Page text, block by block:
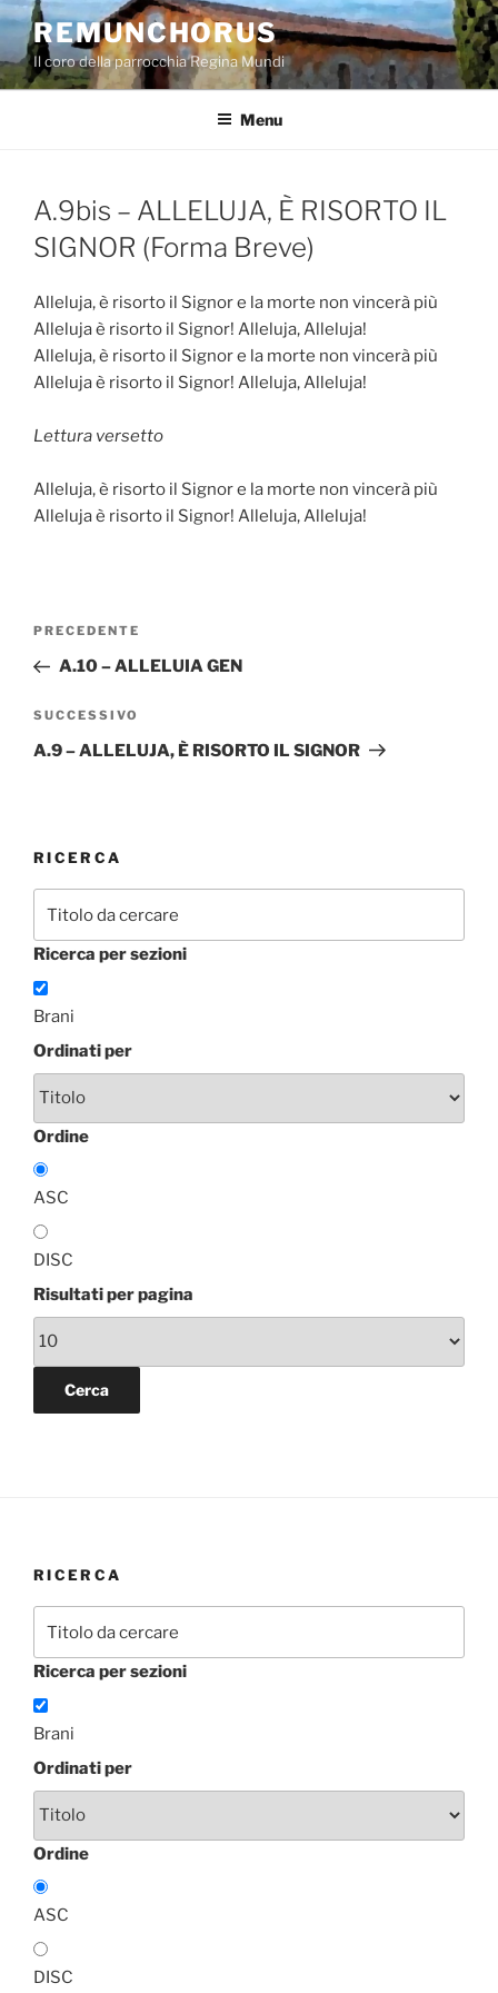
Salta
contenuto
REMUNCHORUS
Il coro della parrocchia Regina Mundi
Menu
A.9bis – ALLELUJA, È RISORTO IL
SIGNOR (Forma Breve)
Alleluja, è risorto il Signor e la morte non vincerà più
Alleluja è risorto il Signor! Alleluja, Alleluja!
Alleluja, è risorto il Signor e la morte non vincerà più
Alleluja è risorto il Signor! Alleluja, Alleluja!
Lettura versetto
Alleluja, è risorto il Signor e la morte non vincerà più
Alleluja è risorto il Signor! Alleluja, Alleluja!
Navigazione
Articolo
precedente:
PRECEDENTE
A.10 – ALLELUIA GEN
Articolo
successivo
SUCCESSIVO
A.9 – ALLELUJA, È RISORTO IL SIGNOR
RICERCA
Ricerca per sezioni
Brani
Ordinati per
Ordine
ASC
DISC
Risultati per pagina
RICERCA
Ricerca per sezioni
Brani
Ordinati per
Ordine
ASC
DISC